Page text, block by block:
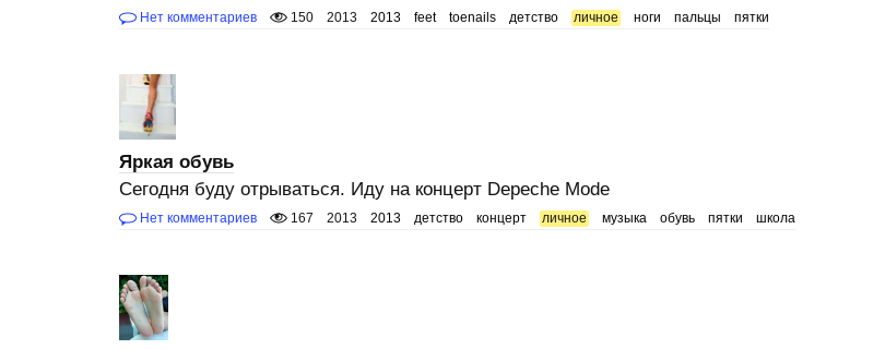
Нет комментариев 150 2013 2013 feet toenails детство личное ноги пальцы пятки
Яркая обувь
Сегодня буду отрываться. Иду на концерт Depeche Mode
Нет комментариев 167 2013 2013 детство концерт личное музыка обувь пятки школа